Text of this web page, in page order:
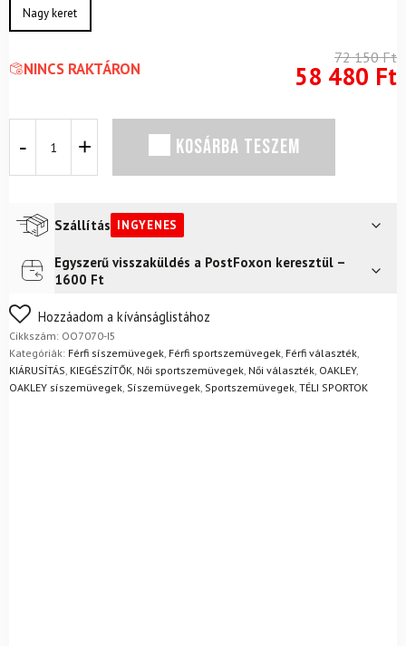
Nagy keret
NINCS RAKTÁRON
72 150Ft
58 480 Ft
OAKLEY
Rene
Rinnekangas
Signature
w/Prizm
Black
Iridium
mennyiség
KOSÁRBA TESZEM
Szállítás INGYENES
Futár a címreIngyenes
FoxPost
Egyszerű visszaküldés a PostFoxon keresztül –
1600 Ft
Nem biztos a választásában? Semmi gond – a terméket
egyszerűen visszaküldheti 14 napon belül, indoklás nélkül.
Mik a visszaküldés feltételei?
Hozzáadom a kívánságlistához
Cikkszám: OO7070-I5
Kategóriák: Férfi síszemüvegek Férfi sportszemüvegek Férfi választék
KIÁRUSÍTÁS KIEGÉSZÍTŐK Női sportszemüvegek Női választék OAKLEY,
OAKLEY síszemüvegek Síszemüvegek Sportszemüvegek TÉLI SPORTOK